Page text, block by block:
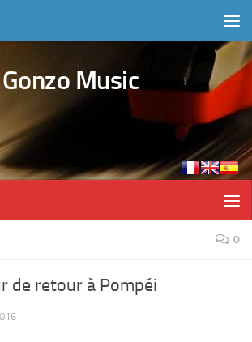
Gonzo Music
0
de retour à Pompéi